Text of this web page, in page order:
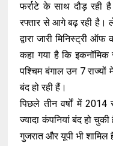
फर्राटे के साथ दौड़ रही
रफ्तार से आगे बढ़ रही है।
द्वारा जारी मिनिस्ट्री ऑफ
कहा गया है कि इकनॉमिक
पश्चिम बंगाल उन 7 राज्यों
बंद हो रही हैं।
पिछले तीन वर्षों में
ज्यादा कंपनियां बंद हो
गुजरात और यूपी भी